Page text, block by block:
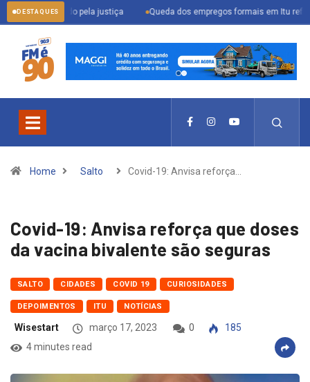
DESTAQUES
pela justiça Queda dos empregos formais em Itu reflete cenário
Home Salto Covid-19: Anvisa reforça…
Covid-19: Anvisa reforça que doses
da vacina bivalente são seguras
SALTO CIDADES COVID 19 CURIOSIDADES
DEPOIMENTOS ITU NOTÍCIAS
Wisestart março 17, 2023 0
185
4 minutes read